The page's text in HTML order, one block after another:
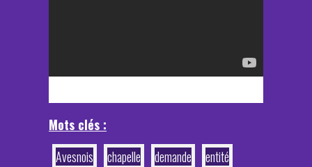
Mots clés :
Avesnois
chapelle demande
entité